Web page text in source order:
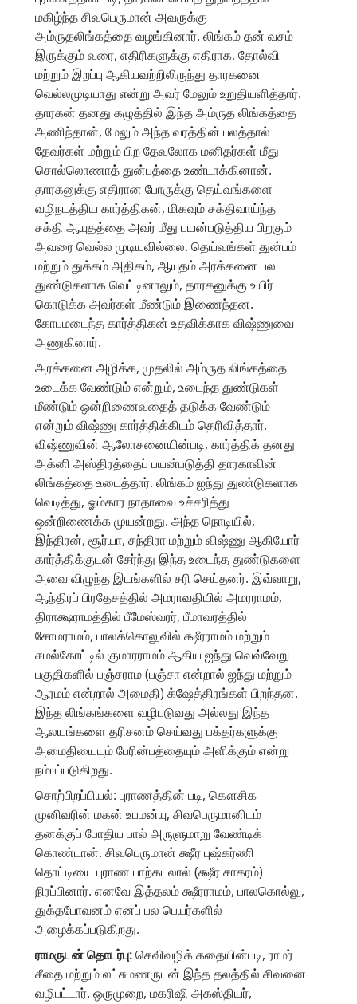
மகிழ்ந்த சிவபெருமான் அவருக்கு
அம்ருதலிங்கத்தை வழங்கினார். லிங்கம் தன் வசம்
இருக்கும் வரை, எதிரிகளுக்கு எதிராக, தோல்வி
மற்றும் இறப்பு ஆகியவற்றிலிருந்து தாரகனை
வெல்லமுடியாது என்று அவர் மேலும் உறுதியளித்தார்.
தாரகன் தனது கழுத்தில் இந்த அம்ருத லிங்கத்தை
அணிந்தான், மேலும் அந்த வரத்தின் பலத்தால்
தேவர்கள் மற்றும் பிற தேவலோக மனிதர்கள் மீது
சொல்லொணாத் துன்பத்தை உண்டாக்கினான்.
தாரகனுக்கு எதிரான போருக்கு தெய்வங்களை
வழிநடத்திய கார்த்திகன், மிகவும் சக்திவாய்ந்த
சக்தி ஆயுதத்தை அவர் மீது பயன்படுத்திய பிறகும்
அவரை வெல்ல முடியவில்லை. தெய்வங்கள் துன்பம்
மற்றும் துக்கம் அதிகம், ஆயுதம் அரக்கனை பல
துண்டுகளாக வெட்டினாலும், தாரகனுக்கு உயிர்
கொடுக்க அவர்கள் மீண்டும் இணைந்தன.
கோபமடைந்த கார்த்திகன் உதவிக்காக விஷ்ணுவை
அணுகினார்.
அரக்கனை அழிக்க, முதலில் அம்ருத லிங்கத்தை
உடைக்க வேண்டும் என்றும், உடைந்த துண்டுகள்
மீண்டும் ஒன்றிணைவதைத் தடுக்க வேண்டும்
என்றும் விஷ்ணு கார்த்திக்கிடம் தெரிவித்தார்.
விஷ்ணுவின் ஆலோசனையின்படி, கார்த்திக் தனது
அக்னி அஸ்திரத்தைப் பயன்படுத்தி தாரகாவின்
லிங்கத்தை உடைத்தார். லிங்கம் ஐந்து துண்டுகளாக
வெடித்து, ஓம்கார நாதாவை உச்சரித்து
ஒன்றிணைக்க முயன்றது. அந்த நொடியில்,
இந்திரன், சூர்யா, சந்திரா மற்றும் விஷ்ணு ஆகியோர்
கார்த்திக்குடன் சேர்ந்து இந்த உடைந்த துண்டுகளை
அவை விழுந்த இடங்களில் சரி செய்தனர். இவ்வாறு,
ஆந்திரப் பிரதேசத்தில் அமராவதியில் அமரராமம்,
திராக்ஷராமத்தில் பீமேஸ்வரர், பீமாவரத்தில்
சோமராமம், பாலக்கொலுவில் க்ஷீரராமம் மற்றும்
சமல்கோட்டில் குமாரராமம் ஆகிய ஐந்து வெவ்வேறு
பகுதிகளில் பஞ்சராம (பஞ்சா என்றால் ஐந்து மற்றும்
ஆரமம் என்றால் அமைதி) க்ஷேத்திரங்கள் பிறந்தன.
இந்த லிங்கங்களை வழிபடுவது அல்லது இந்த
ஆலயங்களை தரிசனம் செய்வது பக்தர்களுக்கு
அமைதியையும் பேரின்பத்தையும் அளிக்கும் என்று
நம்பப்படுகிறது.
சொற்பிறப்பியல்: புராணத்தின் படி, கௌசிக
முனிவரின் மகன் உபமன்யு, சிவபெருமானிடம்
தனக்குப் போதிய பால் அருளுமாறு வேண்டிக்
கொண்டான். சிவபெருமான் க்ஷீர புஷ்கர்ணி
தொட்டியை புராண பாற்கடலால் (க்ஷீர சாகரம்)
நிரப்பினார். எனவே இத்தலம் க்ஷீரராமம், பாலகொல்லு,
துக்தபோவனம் எனப் பல பெயர்களில்
அழைக்கப்படுகிறது.
ராமருடன் தொடர்பு:செவிவழிக் கதையின்படி, ராமர்
சீதை மற்றும் லட்சுமணருடன் இந்த தலத்தில் சிவனை
வழிபட்டார். ஒருமுறை, மகரிஷி அகஸ்தியர்,